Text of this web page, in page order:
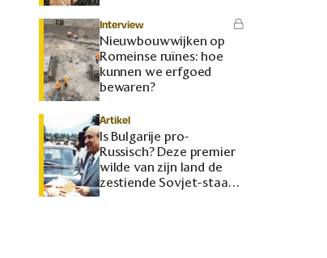
Interview
Nieuwbouwwijken op
Romeinse ruïnes: hoe
kunnen we erfgoed
bewaren?
Artikel
Is Bulgarije pro-
Russisch? Deze premier
wilde van zijn land de
zestiende Sovjet-staat
maken